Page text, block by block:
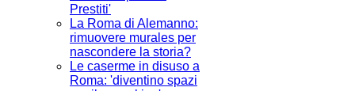
Prestiti'
La Roma di Alemanno:
rimuovere murales per
nascondere la storia?
Le caserme in disuso a
Roma: 'diventino spazi